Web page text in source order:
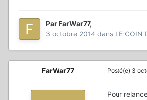
ParFarWar77,
3 octobre 2014 dans LE COIN
FarWar77 Posté(e) 3
Pour